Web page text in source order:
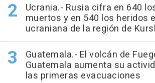
Ucrania.- Rusia cifra en 640
muertos y en 540 los heridos
ucraniana de la región de
Guatemala.- El volcán de
Guatemala aumenta su
las primeras evacuaciones